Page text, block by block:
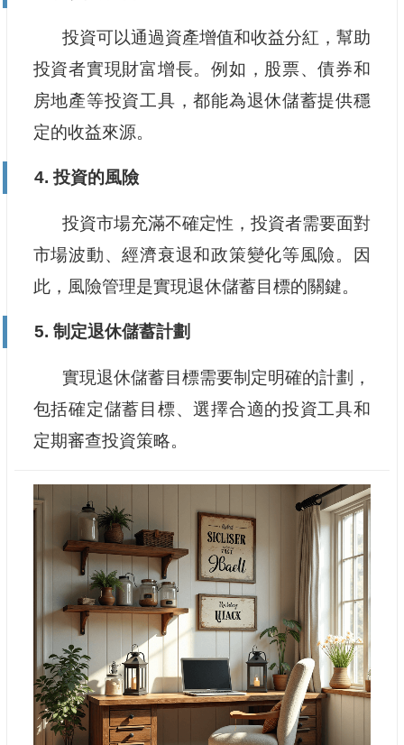
投資可以通過資產增值和收益分紅，幫助
投資者實現財富增長。例如，股票、債券和
房地產等投資工具，都能為退休儲蓄提供穩
定的收益來源。
4. 投資的風險
投資市場充滿不確定性，投資者需要面對
市場波動、經濟衰退和政策變化等風險。因
此，風險管理是實現退休儲蓄目標的關鍵。
5. 制定退休儲蓄計劃
實現退休儲蓄目標需要制定明確的計劃，
包括確定儲蓄目標、選擇合適的投資工具和
定期審查投資策略。